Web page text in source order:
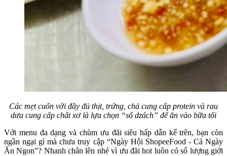
Các mẹt cuốn với đầy đủ thịt, trứng, chả cung cấp protein và rau
dưa cung cấp chất xơ là lựa chọn “số dzách” để ăn vào bữa tối
Với menu đa dạng và chùm ưu đãi siêu hấp dẫn kể trên, bạn còn
ngần ngại gì mà chưa truy cập “Ngày Hội ShopeeFood - Cả Ngày
Ăn Ngon”? Nhanh chân lên nhé vì ưu đãi hot luôn có số lượng giới